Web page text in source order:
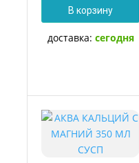
В корзину
доставка: сегодня